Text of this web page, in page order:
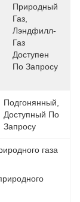
Природный
Газ,
Лэндфилл-
Газ
Доступен
По Запросу
Подгонянный,
Доступный По
Запросу
газа